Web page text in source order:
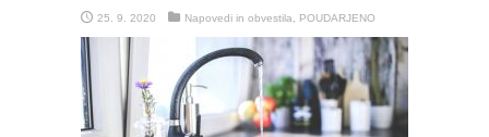
25. 9. 2020 Napovedi in obvestila POUDARJENO